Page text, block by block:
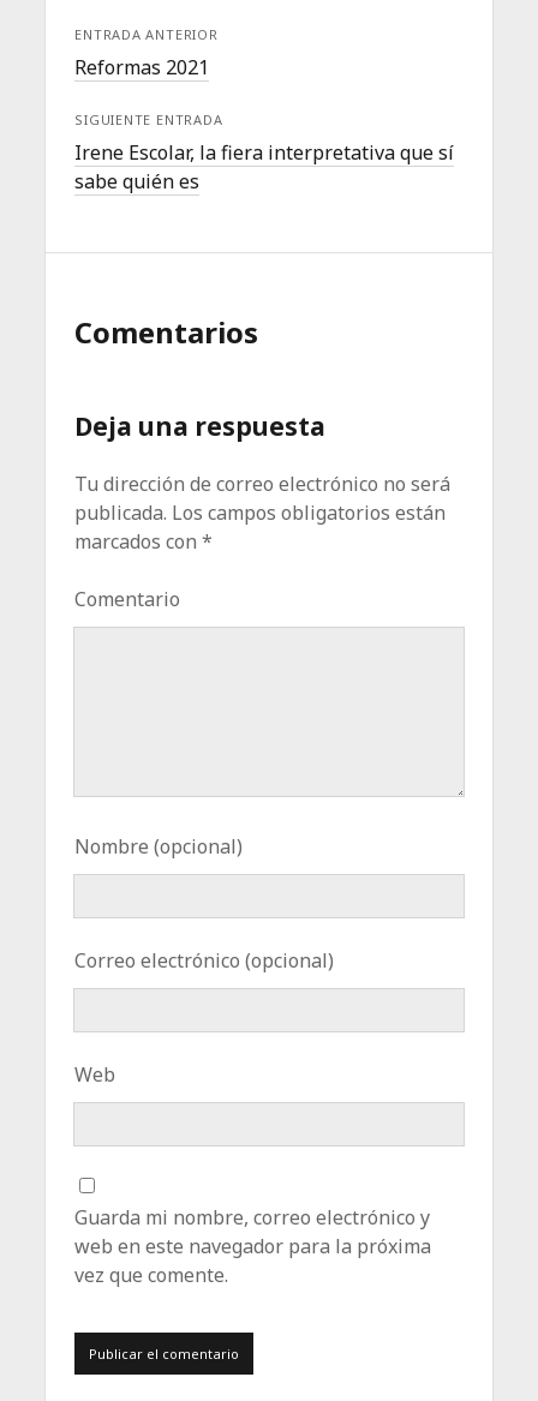
ENTRADA ANTERIOR
Reformas 2021
SIGUIENTE ENTRADA
Irene Escolar, la fiera interpretativa que sí
sabe quién es
Comentarios
Deja una respuesta
Tu dirección de correo electrónico no será
publicada. Los campos obligatorios están
marcados con*
Comentario
Nombre (opcional)
Correo electrónico (opcional)
Web
Guarda mi nombre, correo electrónico y
web en este navegador para la próxima
vez que comente.